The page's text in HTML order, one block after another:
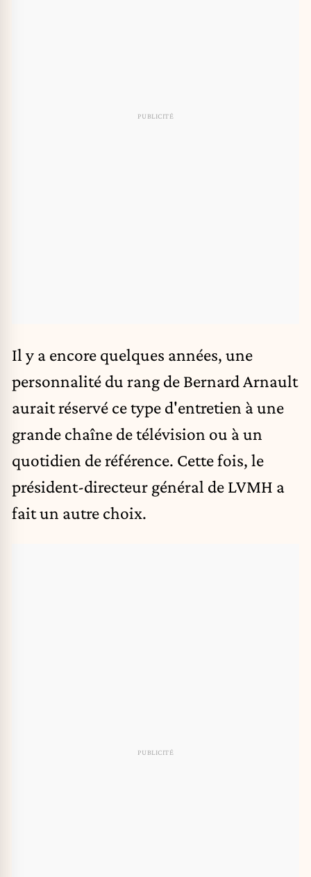
Il y a encore quelques années, une
personnalité du rang de Bernard Arnault
aurait réservé ce type d'entretien à une
grande chaîne de télévision ou à un
quotidien de référence. Cette fois, le
président-directeur général de LVMH a
fait un autre choix.